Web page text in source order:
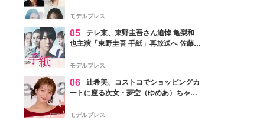
ャスト発表
モデルプレス
05 テレ東、東野圭吾さん追悼 亀梨和
也主演「東野圭吾 手紙」再放送へ 佐藤隆
モデルプレス
06 辻希美、コストコでショッピングカ
ートに座る次女・夢空（ゆめあ）ちゃん
ぎ」「成長を感じる」の声
モデルプレス